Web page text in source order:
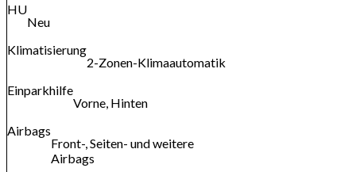
HU
Neu
Klimatisierung
2-Zonen-Klimaautomatik
Einparkhilfe
Vorne, Hinten
Airbags
Front-, Seiten- und weitere
Airbags